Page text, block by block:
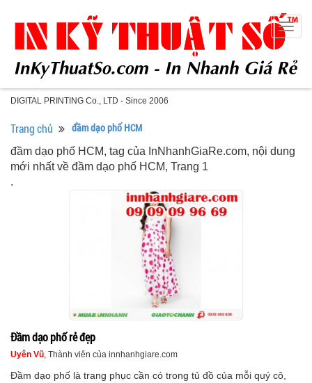
DIGITAL PRINTING Co., LTD - Since 2006
Trang chủ đầm dạo phố HCM
đầm dạo phố HCM, tag của InNhanhGiaRe.com, nội dung
mới nhất về đầm dạo phố HCM, Trang 1
.
Đầm dạo phố rẻ đẹp
Uyên Vũ, Thành viên của innhanhgiare.com
Đầm dạo phố là trang phục cần có trong tủ đồ của mỗi quý cô,